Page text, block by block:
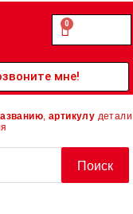
0.00
0
Cart
мне!
артикулу детали
Поиск